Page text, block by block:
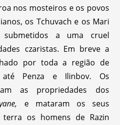
nos mosteiros e os povos
os Tchuvach e os Mari
a uma cruel
czaristas. Em breve a
por toda a região de
Penza e Ilinbov. Os
as propriedades dos
e mataram os seus
os homens de Razin